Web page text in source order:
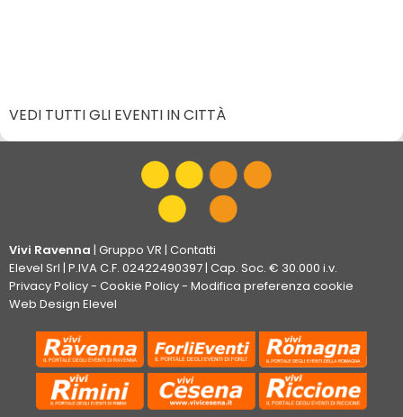
VEDI TUTTI GLI EVENTI IN CITTÀ
Vivi Ravenna | Gruppo VR | Contatti
Elevel Srl | P.IVA C.F. 02422490397 | Cap. Soc. € 30.000 i.v.
Privacy Policy- Cookie Policy- Modifica preferenza cookie
Web Design Elevel